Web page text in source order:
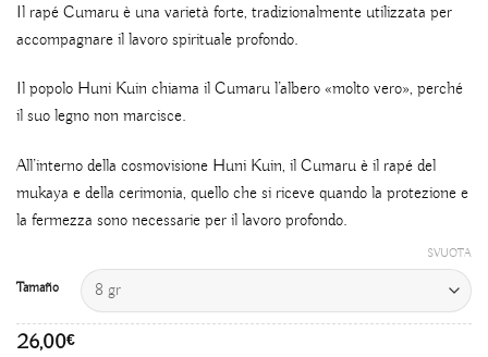
Il rapé Cumaru è una varietà forte, tradizionalmente utilizzata per
accompagnare il lavoro spirituale profondo.
Il popolo Huni Kuin chiama il Cumaru l’albero «molto vero», perché
il suo legno non marcisce.
All’interno della cosmovisione Huni Kuin, il Cumaru è il rapé del
mukaya e della cerimonia, quello che si riceve quando la protezione e
la fermezza sono necessarie per il lavoro profondo.
Tamaño
SVUOTA
26,00€